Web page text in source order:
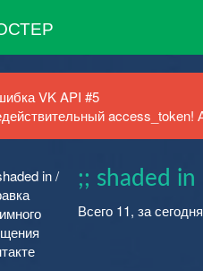
VK API #5
access_token!
;; shaded in
Всего 11, за